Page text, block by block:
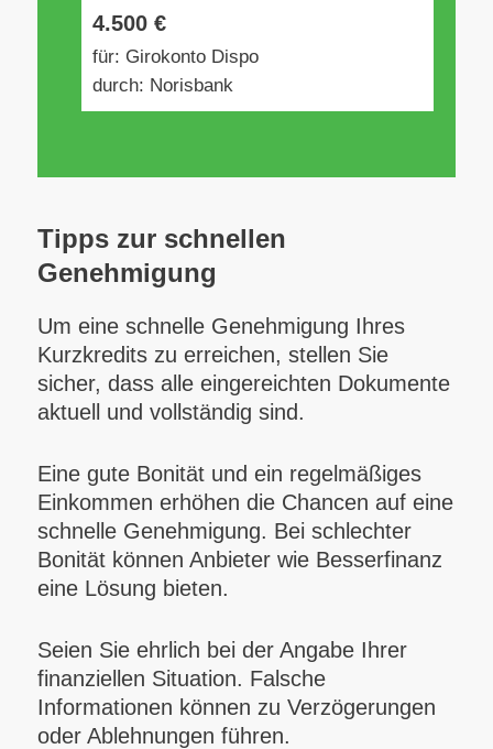
4.500 €
für: Girokonto Dispo
durch: Norisbank
Tipps zur schnellen
Genehmigung
Um eine schnelle Genehmigung Ihres
Kurzkredits zu erreichen, stellen Sie
sicher, dass alle eingereichten Dokumente
aktuell und vollständig sind.
Eine gute Bonität und ein regelmäßiges
Einkommen erhöhen die Chancen auf eine
schnelle Genehmigung. Bei schlechter
Bonität können Anbieter wie Besserfinanz
eine Lösung bieten.
Seien Sie ehrlich bei der Angabe Ihrer
finanziellen Situation. Falsche
Informationen können zu Verzögerungen
oder Ablehnungen führen.